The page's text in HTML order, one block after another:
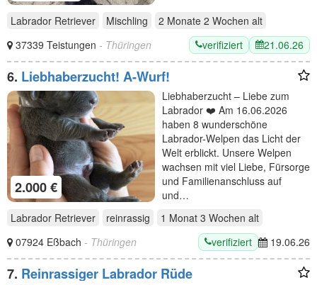
Labrador Retriever Mischling 2 Monate 2 Wochen alt
37339 Teistungen - Thüringen verifiziert 21.06.26
6. Liebhaberzucht! A-Wurf!
2.000 €
Liebhaberzucht – Liebe zum
Labrador ❤️ Am 16.06.2026
haben 8 wunderschöne
Labrador-Welpen das Licht der
Welt erblickt. Unsere Welpen
wachsen mit viel Liebe, Fürsorge
und Familienanschluss auf
und…
Labrador Retriever
reinrassig 1 Monat 3 Wochen alt
07924 Eßbach - Thüringen verifiziert 19.06.26
7. Reinrassiger Labrador Rüde